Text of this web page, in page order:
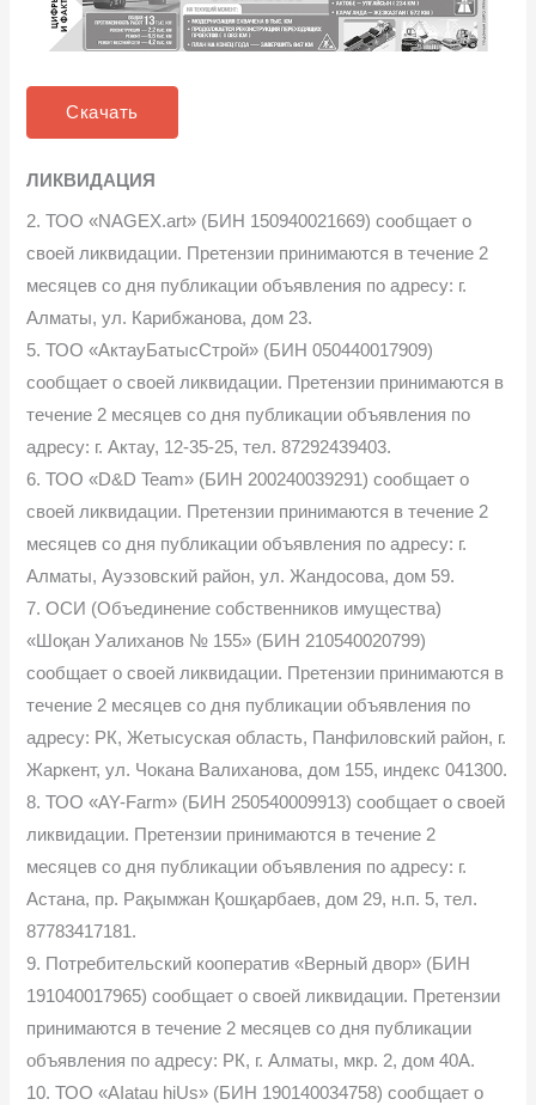
Скачать
ЛИКВИДАЦИЯ
2. ТОО «NAGEX.art» (БИН 150940021669) сообщает о
своей ликвидации. Претензии принимаются в течение 2
месяцев со дня публикации объявления по адресу: г.
Алматы, ул. Карибжанова, дом 23.
5. ТОО «АктауБатысСтрой» (БИН 050440017909)
сообщает о своей ликвидации. Претензии принимаются в
течение 2 месяцев со дня публикации объявления по
адресу: г. Актау, 12-35-25, тел. 87292439403.
6. ТОО «D&D Team» (БИН 200240039291) сообщает о
своей ликвидации. Претензии принимаются в течение 2
месяцев со дня публикации объявления по адресу: г.
Алматы, Ауэзовский район, ул. Жандосова, дом 59.
7. ОСИ (Объединение собственников имущества)
«Шоқан Уалиханов № 155» (БИН 210540020799)
сообщает о своей ликвидации. Претензии принимаются в
течение 2 месяцев со дня публикации объявления по
адресу: РК, Жетысуская область, Панфиловский район, г.
Жаркент, ул. Чокана Валиханова, дом 155, индекс 041300.
8. ТОО «AY-Farm» (БИН 250540009913) сообщает о своей
ликвидации. Претензии принимаются в течение 2
месяцев со дня публикации объявления по адресу: г.
Астана, пр. Рақымжан Қошқарбаев, дом 29, н.п. 5, тел.
87783417181.
9. Потребительский кооператив «Верный двор» (БИН
191040017965) сообщает о своей ликвидации. Претензии
принимаются в течение 2 месяцев со дня публикации
объявления по адресу: РК, г. Алматы, мкр. 2, дом 40А.
10. ТОО «AІatau hiUs» (БИН 190140034758) сообщает о